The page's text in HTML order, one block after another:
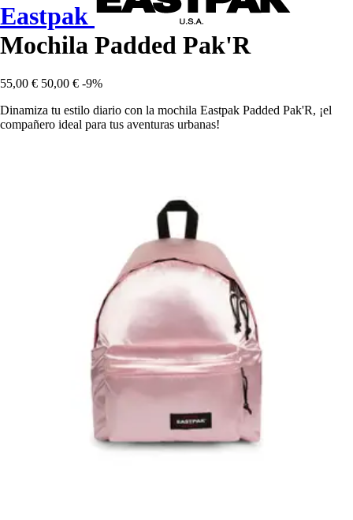
Eastpak
Mochila Padded Pak'R
55,00 € 50,00 € -9%
Dinamiza tu estilo diario con la mochila Eastpak Padded Pak'R, ¡el
compañero ideal para tus aventuras urbanas!